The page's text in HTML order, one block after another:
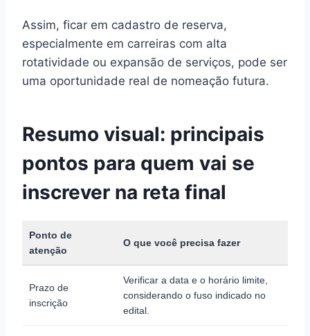
Assim, ficar em cadastro de reserva,
especialmente em carreiras com alta
rotatividade ou expansão de serviços, pode ser
uma oportunidade real de nomeação futura.
Resumo visual: principais
pontos para quem vai se
inscrever na reta final
Ponto de
atenção
O que você precisa fazer
Prazo de
inscrição
Verificar a data e o horário limite,
considerando o fuso indicado no
edital.